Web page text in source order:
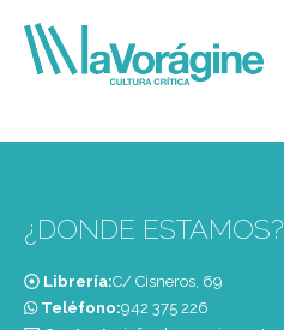
¿DONDE ESTAMOS?
Librería:C/ Cisneros, 69
Teléfono:‭942 375 226‬